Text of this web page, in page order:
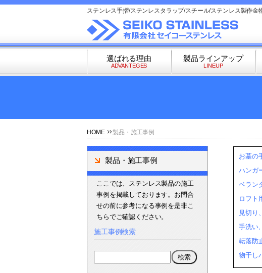
ステンレス手摺/ステンレスタラップ/スチール/ステンレス製作金
選ばれる理由
ADVANTEGES
製品ラインアップ
LINEUP
HOME 製品・施工事例
お墓の
ハンガ
ベラン
ロフト
見切り
手洗い,
転落防
物干し
製品・施工事例
ここでは、ステンレス製品の施工
事例を掲載しております。お問合
せの前に参考になる事例を是非こ
ちらでご確認ください。
施工事例検索